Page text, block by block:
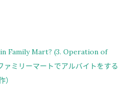
后领取新的入札仕様書时，就不需要
資格証明書并不是第一次提交之后
的入札仕様書时，都需要再次出
Family Mart? (3. Operation of
ミリーマートでアルバイトをする